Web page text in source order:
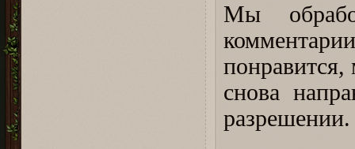
Мы
понравится,
снова
разрешении.